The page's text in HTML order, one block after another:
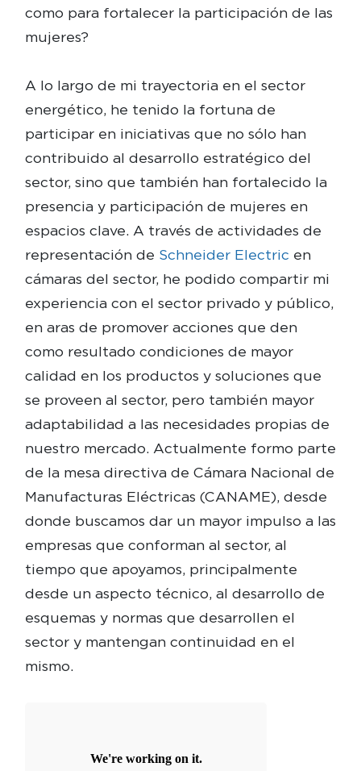
como para fortalecer la participación de las
mujeres?
A lo largo de mi trayectoria en el sector
energético, he tenido la fortuna de
participar en iniciativas que no sólo han
contribuido al desarrollo estratégico del
sector, sino que también han fortalecido la
presencia y participación de mujeres en
espacios clave. A través de actividades de
representación de Schneider Electric en
cámaras del sector, he podido compartir mi
experiencia con el sector privado y público,
en aras de promover acciones que den
como resultado condiciones de mayor
calidad en los productos y soluciones que
se proveen al sector, pero también mayor
adaptabilidad a las necesidades propias de
nuestro mercado. Actualmente formo parte
de la mesa directiva de Cámara Nacional de
Manufacturas Eléctricas (CANAME), desde
donde buscamos dar un mayor impulso a las
empresas que conforman al sector, al
tiempo que apoyamos, principalmente
desde un aspecto técnico, al desarrollo de
esquemas y normas que desarrollen el
sector y mantengan continuidad en el
mismo.